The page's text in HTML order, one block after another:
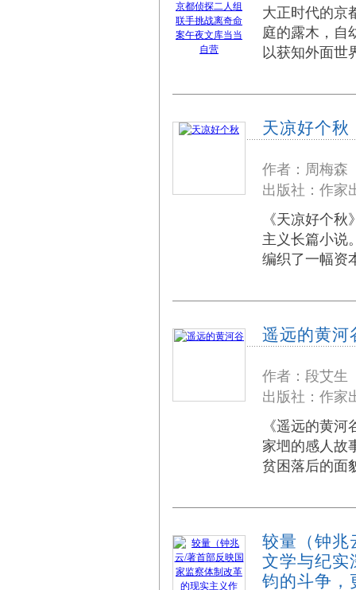
大正时代的京
庭的露木，自
以获知外面世
天凉好个秋
作者：周梅森
出版社：作
《天凉好个
主义长篇小说
编织了一幅资
遥远的黄河
作者：段艾生
出版社：作
《遥远的黄
家垇的感人故
贫困落后的面
较量（钟兆
文学与纪实
钧的斗争，